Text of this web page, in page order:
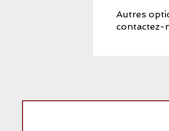
Autres
contactez-